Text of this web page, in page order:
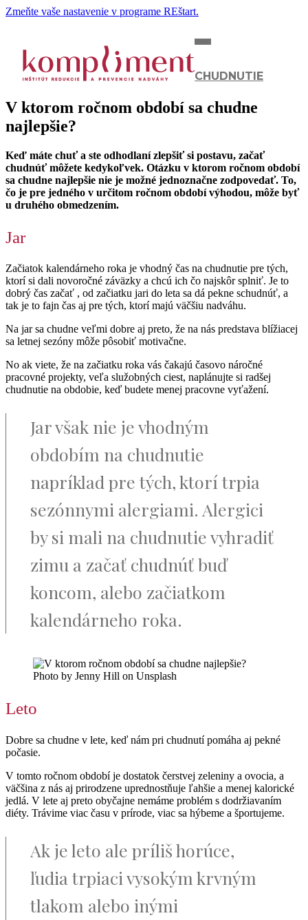
Zmeňte vaše nastavenie v programe REštart.
CHUDNUTIE
V ktorom ročnom období sa chudne
najlepšie?
Keď máte chuť a ste odhodlaní zlepšiť si postavu, začať
chudnúť môžete kedykoľvek. Otázku v ktorom ročnom období
sa chudne najlepšie nie je možné jednoznačne zodpovedať. To,
čo je pre jedného v určitom ročnom období výhodou, môže byť
u druhého obmedzením.
Jar
Začiatok kalendárneho roka je vhodný čas na chudnutie pre tých,
ktorí si dali novoročné záväzky a chcú ich čo najskôr splniť. Je to
dobrý čas začať , od začiatku jari do leta sa dá pekne schudnúť, a
tak je to fajn čas aj pre tých, ktorí majú väčšiu nadváhu.
Na jar sa chudne veľmi dobre aj preto, že na nás predstava blížiacej
sa letnej sezóny môže pôsobiť motivačne.
No ak viete, že na začiatku roka vás čakajú časovo náročné
pracovné projekty, veľa služobných ciest, naplánujte si radšej
chudnutie na obdobie, keď budete menej pracovne vyťažení.
Jar však nie je vhodným
obdobím na chudnutie
napríklad pre tých, ktorí trpia
sezónnymi alergiami. Alergici
by si mali na chudnutie vyhradiť
zimu a začať chudnúť buď
koncom, alebo začiatkom
kalendárneho roka.
Photo by Jenny Hill on Unsplash
Leto
Dobre sa chudne v lete, keď nám pri chudnutí pomáha aj pekné
počasie.
V tomto ročnom období je dostatok čerstvej zeleniny a ovocia, a
väčšina z nás aj prirodzene uprednostňuje ľahšie a menej kalorické
jedlá. V lete aj preto obyčajne nemáme problém s dodržiavaním
diéty. Trávime viac času v prírode, viac sa hýbeme a športujeme.
Ak je leto ale príliš horúce,
ľudia trpiaci vysokým krvným
tlakom alebo inými